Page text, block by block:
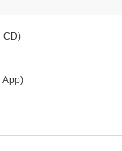
CD)
App)